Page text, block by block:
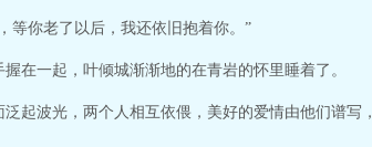
等你老了以后，我还依旧抱着你。”
在一起，叶倾城渐渐地的在青岩的怀里睡着了。
起波光，两个人相互依偎，美好的爱情由他们谱